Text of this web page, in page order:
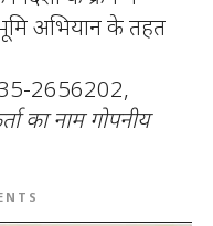
अभियान के तहत
2656202,
का नाम गोपनीय